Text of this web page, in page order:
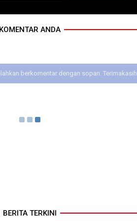
KOMENTAR ANDA
berkomentar dengan sopan. Terimakasih.
BERITA TERKINI